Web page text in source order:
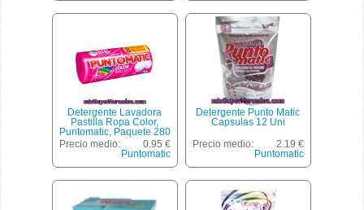
Detergente Lavadora
Pastilla Ropa Color,
Puntomatic, Paquete 280
G 4 Lavados
Precio medio:
0.95 €
Puntomatic
Detergente Punto Matic
Capsulas 12 Uni
Precio medio:
2.19 €
Puntomatic